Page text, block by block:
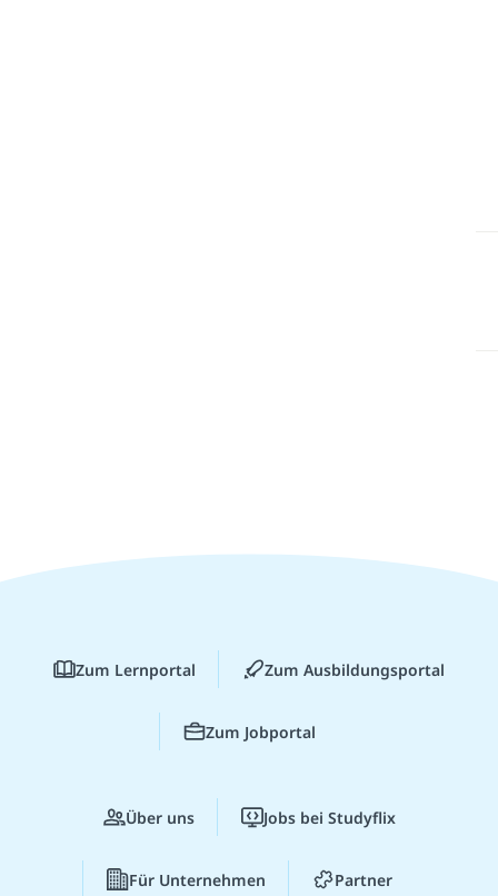
Zum Lernportal Zum Ausbildungsportal
Zum Jobportal
Über uns Jobs bei Studyflix
Für Unternehmen Partner